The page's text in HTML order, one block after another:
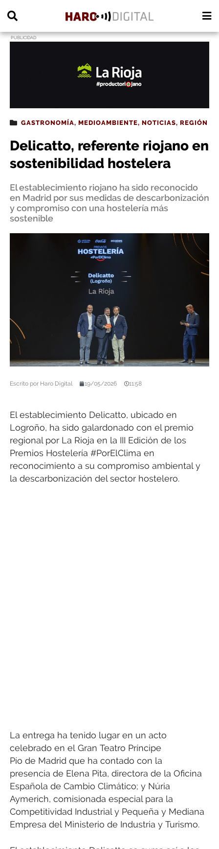
PUBLICIDAD
GASTRONOMÍA, MEDIOAMBIENTE, NOTICIAS, REGIÓN
Delicatto, referente riojano en
sostenibilidad hostelera
El establecimiento riojano ha sido reconocido
en Madrid por sus medidas de descarbonización
y compromiso con una hostelería más
sostenible
Escrito por Haro Digital 19/05/2026 11:58
El establecimiento Delicatto, ubicado en
Logroño, ha sido galardonado con el premio
regional por La Rioja en la III Edición de los
Premios Hostelería #PorElClima en
reconocimiento a su compromiso ambiental y
la descarbonización del sector hostelero.
La entrega ha tenido lugar en un acto
celebrado en el Gran Teatro Príncipe
Pío de Madrid que ha contado con la
presencia de Elena Pita, directora de la Oficina
Española de Cambio Climático; y Núria
Aymerich, comisionada especial para la
Competitividad Industrial y Pequeña y Mediana
Empresa del Ministerio de Industria y Turismo.